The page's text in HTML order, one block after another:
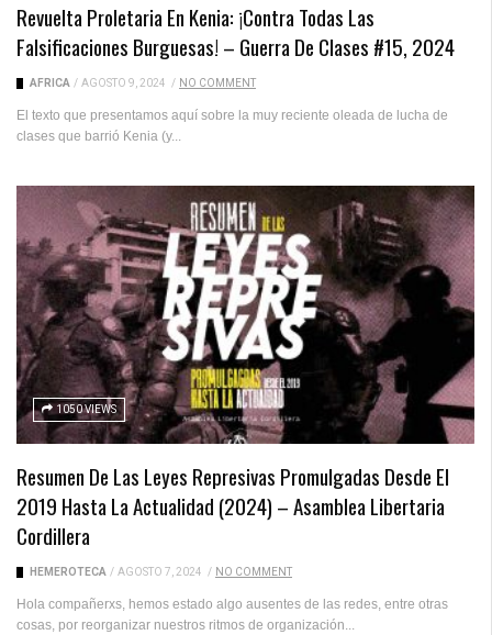
Revuelta Proletaria En Kenia: ¡Contra Todas Las
Falsificaciones Burguesas! – Guerra De Clases #15, 2024
ÁFRICA / AGOSTO 9, 2024 / NO COMMENT
El texto que presentamos aquí sobre la muy reciente oleada de lucha de
clases que barrió Kenia (y...
1050 VIEWS
Resumen De Las Leyes Represivas Promulgadas Desde El
2019 Hasta La Actualidad (2024) – Asamblea Libertaria
Cordillera
HEMEROTECA / AGOSTO 7, 2024 / NO COMMENT
Hola compañerxs, hemos estado algo ausentes de las redes, entre otras
cosas, por reorganizar nuestros ritmos de organización...